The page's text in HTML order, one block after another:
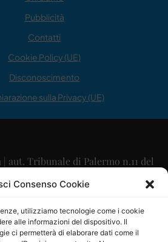
Consenso Cookie
utilizziamo tecnologie come i cookie
alle informazioni del dispositivo. Il
ci permetterà di elaborare dati come il
Pubblicità
Contatti
Cookie Policy (UE)
Disconoscimento
sulla Privacy (UE)
Tribunale di Palermo n.11 del
29/09/2015
Maurizio Scaglione